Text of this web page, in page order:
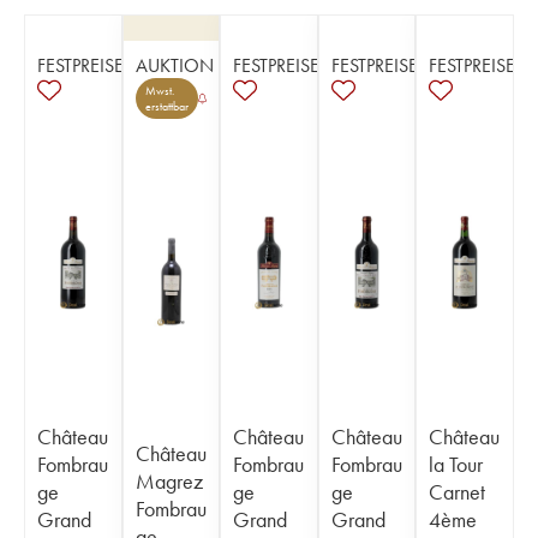
FESTPREISE
Château
Fombrau
ge
Grand
AUKTION
Mwst.
erstattbar
Château
Magrez
Fombrau
FESTPREISE
Château
Fombrau
ge
Grand
FESTPREISE
Château
Fombrau
ge
Grand
FESTPREISE
Château
la Tour
Carnet
4ème